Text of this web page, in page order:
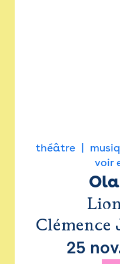
théâtre
voir
Clémence
25